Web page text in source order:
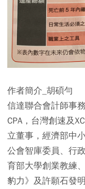
作者簡介_胡碩勻
信達聯合會計師事
CPA，台灣創速及
立董事，經濟部中
公會智庫委員、行
育部大學創業教練
豹力》及許願石發